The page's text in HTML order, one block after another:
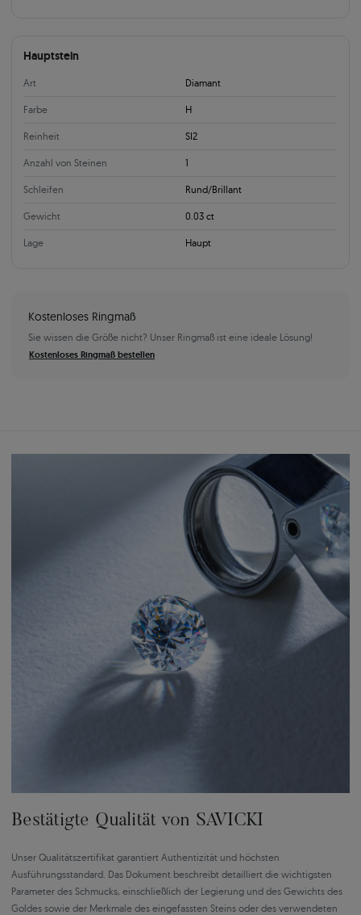
Hauptstein
Art Diamant
Farbe H
Reinheit SI2
Anzahl von Steinen 1
Schleifen Rund/Brillant
Gewicht 0.03 ct
Lage Haupt
Kostenloses Ringmaß
Sie wissen die Größe nicht? Unser Ringmaß ist eine ideale Lösung!
Kostenloses Ringmaß bestellen
Bestätigte Qualität von SAVICKI
Unser Qualitätszertifikat garantiert Authentizität und höchsten
Ausführungsstandard. Das Dokument beschreibt detailliert die wichtigsten
Parameter des Schmucks, einschließlich der Legierung und des Gewichts des
Goldes sowie der Merkmale des eingefassten Steins oder des verwendeten